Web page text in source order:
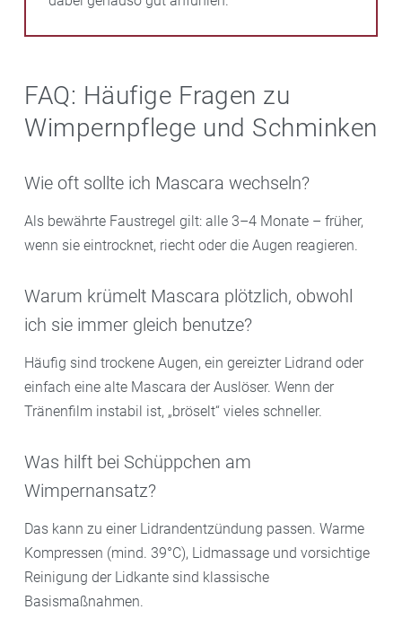
FAQ: Häufige Fragen zu
Wimpernpflege und Schminken
Wie oft sollte ich Mascara wechseln?
Als bewährte Faustregel gilt: alle 3–4 Monate – früher,
wenn sie eintrocknet, riecht oder die Augen reagieren.
Warum krümelt Mascara plötzlich, obwohl
ich sie immer gleich benutze?
Häufig sind trockene Augen, ein gereizter Lidrand oder
einfach eine alte Mascara der Auslöser. Wenn der
Tränenfilm instabil ist, „bröselt“ vieles schneller.
Was hilft bei Schüppchen am
Wimpernansatz?
Das kann zu einer Lidrandentzündung passen. Warme
Kompressen (mind. 39°C), Lidmassage und vorsichtige
Reinigung der Lidkante sind klassische
Basismaßnahmen.